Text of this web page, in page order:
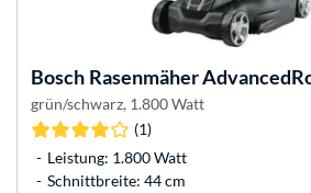
Bosch Rasenmäher
grün/schwarz, 1.800 Watt
(1)
Leistung: 1.800 Watt
Schnittbreite: 44 cm